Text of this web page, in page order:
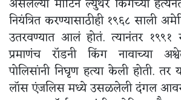
नियंत्रित करण्यासाठीही १९६८ साली
उतरवण्यात आलं होतं. त्यानंतर १९९१
प्रमाणंच रॉडनी किंग नावाच्या
पोलिसांनी निघृण हत्या केली होती. तर
लॉस एंजलिस मध्ये उसळलेली दंगल